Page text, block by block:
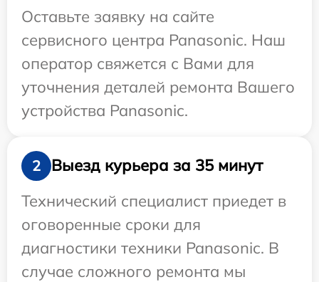
Оставьте заявку на сайте
сервисного центра Panasonic. Наш
оператор свяжется с Вами для
уточнения деталей ремонта Вашего
устройства Panasonic.
2
Выезд курьера за 35 минут
Технический специалист приедет в
оговоренные сроки для
диагностики техники Panasonic. В
случае сложного ремонта мы